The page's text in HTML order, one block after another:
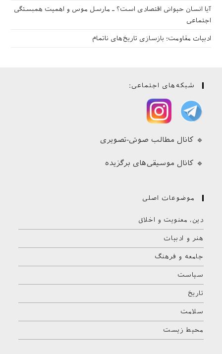
آیا انسان حیوانی اقتصادی است؟ ـ مارسل موس و اهمیت همبستگی
اجتماعی
ادبیات مقاومت؛ بازسازی تاریخ‌های ناتمام
شبکه‌های اجتماعی:
🔹 کانال مطالب صوتی-تصویری
🔹 کانال موسیقی‌های برگزیده
موضوعات اصلی
دین، معنویت و اخلاق
هنر و ادبیات
جامعه و فرهنگ
سیاست
تاریخ
سلامت
محیط زیست